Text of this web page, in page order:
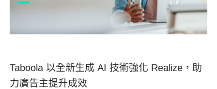
Taboola 以全新生成 AI 技術強化 Realize，助
力廣告主提升成效